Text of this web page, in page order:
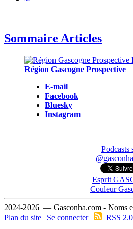
Sommaire Articles
Région Gascogne Prospective
E-mail
Facebook
Bluesky
Instagram
Podcasts
Esprit
Couleur
2024-2026 — Gasconha.com - Noms
Plan du site | Se connecter| RSS 2.0